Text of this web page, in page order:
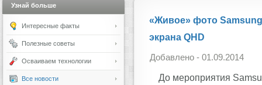
«Живое» фото
экрана QHD
Добавлено - 01.09.2014
До мероприятия
Узнай больше
Интересные факты
Полезные советы
Осваиваем технологии
Все новости